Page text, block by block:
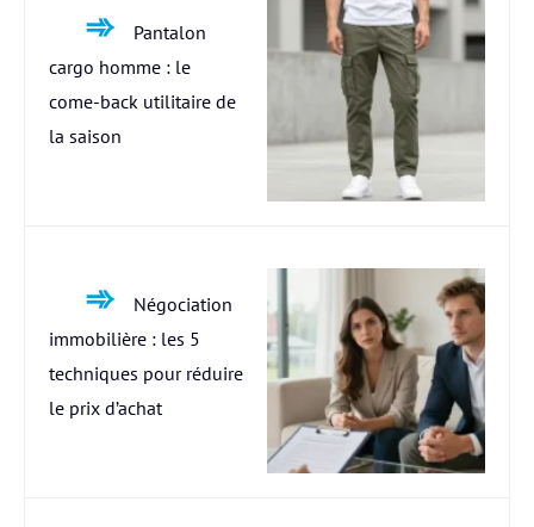
Pantalon
cargo homme : le
come-back utilitaire de
la saison
Négociation
immobilière : les 5
techniques pour réduire
le prix d’achat